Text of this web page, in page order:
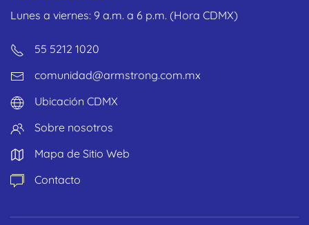
Lunes a viernes: 9 a.m. a 6 p.m. (Hora CDMX)
55 5212 1020
comunidad@armstrong.com.mx
Ubicación CDMX
Sobre nosotros
Mapa de Sitio Web
Contacto